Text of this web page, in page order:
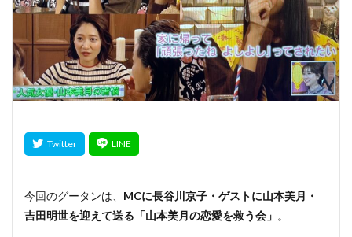
今回のグータンは、 MCに長谷川京子・ゲストに山本美月・
吉田明世を迎えて送る「山本美月の恋愛を救う会」 。